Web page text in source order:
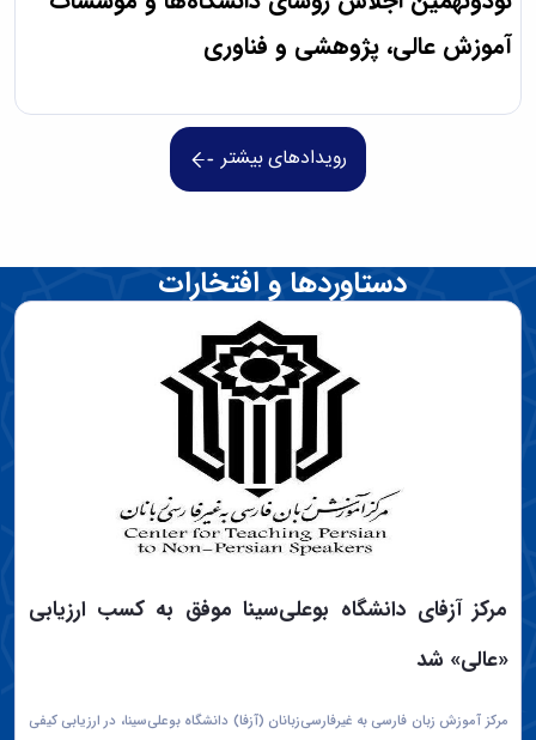
آموزش عالی، پژوهشی و فناوری
رویدادهای بیشتر
دستاوردها و افتخارات
مرکز آزفای دانشگاه بوعلی‌سینا موفق به کسب ارزیابی
«عالی» شد
مرکز آموزش زبان فارسی به غیرفارسی‌زبانان (آزفا) دانشگاه بوعلی‌سینا، در ارزیابی کیفی